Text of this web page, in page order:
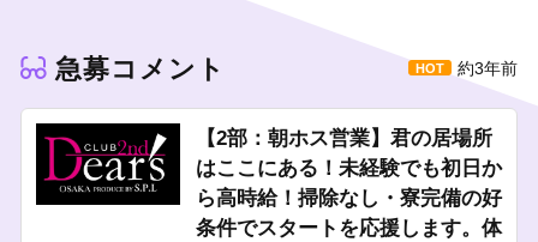
急募コメント 約3年前
【2部：朝ホス営業】君の居場所
はここにある！未経験でも初日か
ら高時給！掃除なし・寮完備の好
条件でスタートを応援します。体